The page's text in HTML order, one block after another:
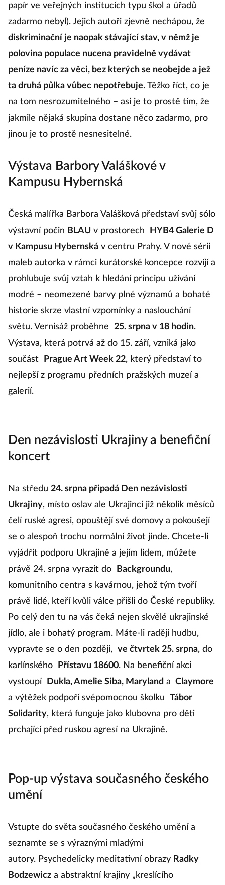
papír ve veřejných institucích typu škol a úřadů
zadarmo nebyl). Jejich autoři zjevně nechápou, že
diskriminační je naopak stávající stav, v němž je
polovina populace nucena pravidelně vydávat
peníze navíc za věci, bez kterých se neobejde a jež
ta druhá půlka vůbec nepotřebuje. Těžko říct, co je
na tom nesrozumitelného – asi je to prostě tím, že
jakmile nějaká skupina dostane něco zadarmo, pro
jinou je to prostě nesnesitelné.
Výstava Barbory Valáškové v
Kampusu Hybernská
Česká malířka Barbora Valášková představí svůj sólo
výstavní počin BLAU v prostorech
HYB4 Galerie D
v Kampusu Hybernská v centru Prahy. V nové sérii
maleb autorka v rámci kurátorské koncepce rozvíjí a
prohlubuje svůj vztah k hledání principu užívání
modré – neomezené barvy plné významů a bohaté
historie skrze vlastní vzpomínky a naslouchání
světu. Vernisáž proběhne
25. srpna v 18 hodin.
Výstava, která potrvá až do 15. září, vzniká jako
součást
Prague Art Week 22, který představí to
nejlepší z programu předních pražských muzeí a
galerií.
Den nezávislosti Ukrajiny a benefiční
koncert
Na středu 24. srpna připadá Den nezávislosti
Ukrajiny, místo oslav ale Ukrajinci již několik měsíců
čelí ruské agresi, opouštějí své domovy a pokoušejí
se o alespoň trochu normální život jinde. Chcete-li
vyjádřit podporu Ukrajině a jejím lidem, můžete
právě 24. srpna vyrazit do
Backgroundu,
komunitního centra s kavárnou, jehož tým tvoří
právě lidé, kteří kvůli válce přišli do České republiky.
Po celý den tu na vás čeká nejen skvělé ukrajinské
jídlo, ale i bohatý program. Máte-li raději hudbu,
vypravte se o den později, ve čtvrtek 25. srpna, do
karlínského
Přístavu 18600. Na benefiční akci
vystoupí
Dukla, Amelie Siba, Maryland a Claymore
a výtěžek podpoří svépomocnou školku
Tábor
Solidarity, která funguje jako klubovna pro děti
prchající před ruskou agresí na Ukrajině.
Pop-up výstava současného českého
umění
Vstupte do světa současného českého umění a
seznamte se s výraznými mladými
autory. Psychedelicky meditativní obrazy Radky
Bodzewicz a abstraktní krajiny „kreslícího